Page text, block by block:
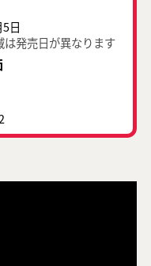
日
発売日が異なります